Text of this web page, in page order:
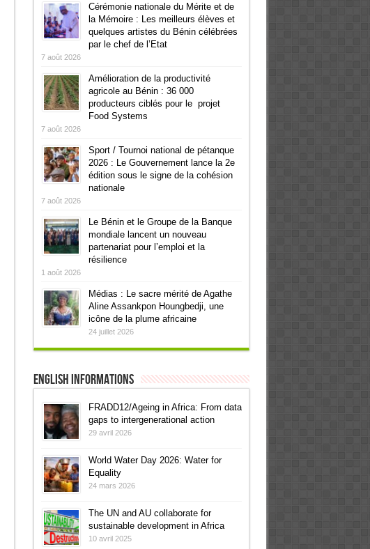
Cérémonie nationale du Mérite et de
la Mémoire : Les meilleurs élèves et
quelques artistes du Bénin célébrées
par le chef de l’Etat
7 août 2026
Amélioration de la productivité
agricole au Bénin : 36 000
producteurs ciblés pour le projet
Food Systems
7 août 2026
Sport / Tournoi national de pétanque
2026 : Le Gouvernement lance la 2e
édition sous le signe de la cohésion
nationale
7 août 2026
Le Bénin et le Groupe de la Banque
mondiale lancent un nouveau
partenariat pour l’emploi et la
résilience
1 août 2026
Médias : Le sacre mérité de Agathe
Aline Assankpon Houngbedji, une
icône de la plume africaine
24 juillet 2026
English informations
FRADD12/Ageing in Africa: From data
gaps to intergenerational action
29 avril 2026
World Water Day 2026: Water for
Equality
24 mars 2026
The UN and AU collaborate for
sustainable development in Africa
10 avril 2025